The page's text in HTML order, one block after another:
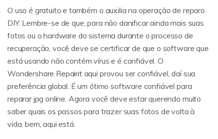
O uso é gratuito e também o auxilia na operação de reparo
DIY. Lembre-se de que, para não danificar ainda mais suas
fotos ou o hardware do sistema durante o processo de
recuperação, você deve se certificar de que o software que
está usando não contém vírus e é confiável. O
Wondershare Repairit aqui provou ser confiável, daí sua
preferência global. É um ótimo software confiável para
reparar jpg online. Agora você deve estar querendo muito
saber quais os passos para trazer suas fotos de volta à
vida, bem, aqui está.